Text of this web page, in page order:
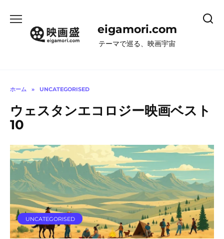
eigamori.com
テーマで巡る、映画宇宙
ホーム » UNCATEGORISED
ウェスタンエコロジー映画ベスト
10
UNCATEGORISED